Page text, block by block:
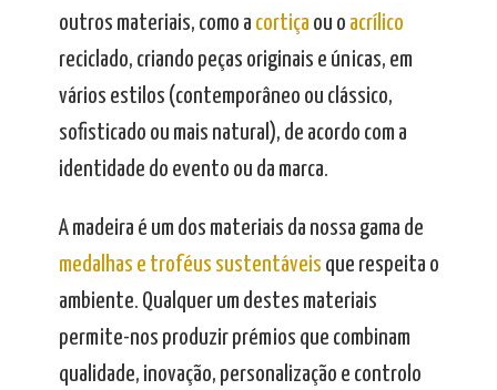
outros materiais, como a cortiça ou o acrílico
reciclado, criando peças originais e únicas, em
vários estilos (contemporâneo ou clássico,
sofisticado ou mais natural), de acordo com a
identidade do evento ou da marca.
A madeira é um dos materiais da nossa gama de
medalhas e troféus sustentáveis que respeita o
ambiente. Qualquer um destes materiais
permite-nos produzir prémios que combinam
qualidade, inovação, personalização e controlo